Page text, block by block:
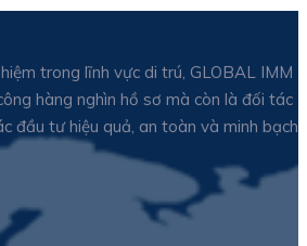
trong lĩnh vực di trú, GLOBAL IMM
hàng nghìn hồ sơ mà còn là đối tác
đầu tư hiệu quả, an toàn và minh bạch